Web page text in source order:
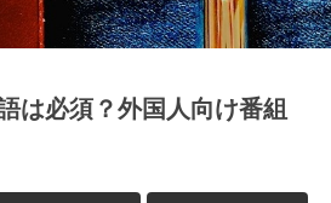
は必須？外国人向け番組